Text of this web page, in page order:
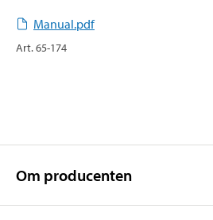
Manual.pdf
Art.65-174
Om producenten